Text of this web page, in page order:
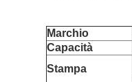
Marchio
Capacità
Stampa